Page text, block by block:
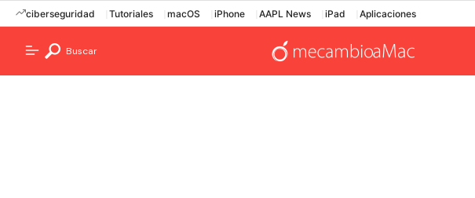
ciberseguridad Tutoriales macOS iPhone AAPL News iPad Aplicaciones
Buscar